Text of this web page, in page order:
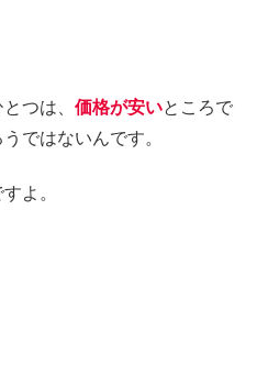
つは、 価格が安いところで
ではないんです。
よ。